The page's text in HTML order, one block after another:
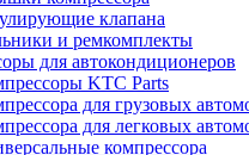
клапана
и ремкомплекты
для автокондиционеров
KTC Parts
для грузовых
для легковых
компрессора